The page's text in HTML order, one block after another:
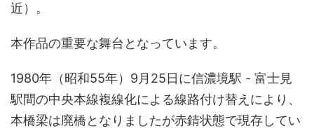
近）。
本作品の重要な舞台となっています。
1980年（昭和55年）9月25日に信濃境駅 - 富士見
駅間の中央本線複線化による線路付け替えにより、
本橋梁は廃橋となりましたが赤錆状態で現存してい